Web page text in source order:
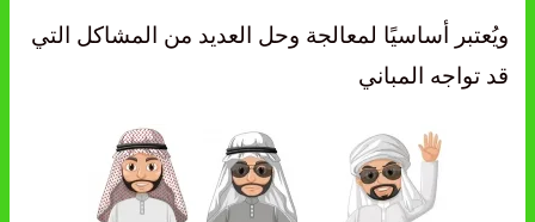
ويُعتبر أساسيًا لمعالجة وحل العديد من المشاكل التي
قد تواجه المباني